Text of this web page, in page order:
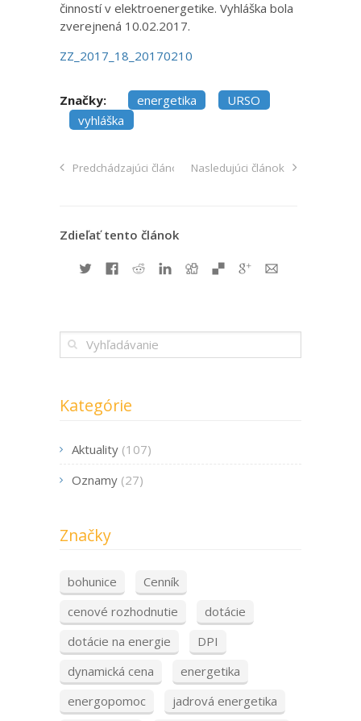
činností v elektroenergetike. Vyhláška bola
zverejnená 10.02.2017.
ZZ_2017_18_20170210
Značky: energetika
URSO
vyhláška
Predchádzajúci článok Nasledujúci článok
Zdieľať tento článok
Kategórie
Aktuality (107)
Oznamy (27)
Značky
bohunice
Cenník
cenové rozhodnutie
dotácie
dotácie na energie
DPI
dynamická cena
energetika
energopomoc
jadrová energetika